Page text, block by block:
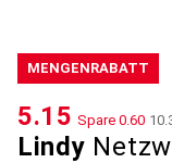
MENGENRABATT
Lindy
CHF
5.15 Spare CHF
0.60